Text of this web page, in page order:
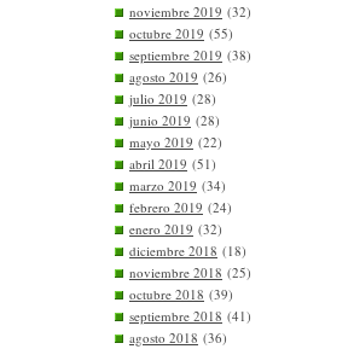
noviembre 2019 (32)
octubre 2019 (55)
septiembre 2019 (38)
agosto 2019 (26)
julio 2019 (28)
junio 2019 (28)
mayo 2019 (22)
abril 2019 (51)
marzo 2019 (34)
febrero 2019 (24)
enero 2019 (32)
diciembre 2018 (18)
noviembre 2018 (25)
octubre 2018 (39)
septiembre 2018 (41)
agosto 2018 (36)